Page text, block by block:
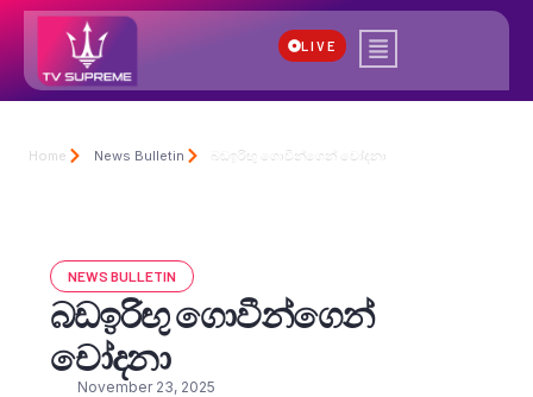
LIVE
Home News Bulletin බඩඉරිඟු ගොවීන්ගෙන් චෝදනා
NEWS BULLETIN
බඩඉරිඟු ගොවීන්ගෙන්
චෝදනා
November 23, 2025